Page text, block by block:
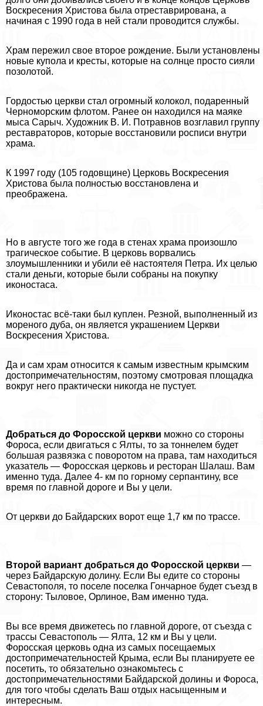
Воскресения Христова была отреставрирована, а
начиная с 1990 года в ней стали проводится службы.
Храм пережил свое второе рождение. Были установлены
новые купола и кресты, которые на солнце просто сияли
позолотой.
Гордостью церкви стал огромный колокол, подаренный
Черноморским флотом. Ранее он находился на маяке
мыса Сарыч. Художник В. И. Потравнов возглавил группу
реставраторов, которые восстановили росписи внутри
храма.
К 1997 году (105 годовщине) Церковь Воскресения
Христова была полностью восстановлена и
преображена.
Но в августе того же года в стенах храма произошло
трагическое событие. В церковь ворвались
злоумышленники и убили её настоятеля Петра. Их целью
стали деньги, которые были собраны на покупку
иконостаса.
Иконостас всё-таки был куплен. Резной, выполненный из
мореного дуба, он является украшением Церкви
Воскресения Христова.
Да и сам храм относится к самым известным крымским
достопримечательностям, поэтому смотровая площадка
вокруг него пpaктически никогда не пустует.
Добраться до Форосской церкви можно со стороны
Фороса, если двигаться с Ялты, то за тоннелем будет
большая развязка с поворотом на права, там находиться
указатель — Форосская церковь и ресторан Шалаш. Вам
именно туда. Далее 4- км по горному серпантину, все
время по главной дороге и Вы у цели.
От церкви до Байдарских ворот еще 1,7 км по трассе.
Второй вариант добраться до Форосской церкви —
через Байдарскую долину. Если Вы едите со стороны
Севастополя, то поселе поселка Гончарное будет съезд в
сторону: Тыловое, Орлиное, Вам именно туда.
Вы все время движетесь по главной дороге, от съезда с
трассы Севастополь — Ялта, 12 км и Вы у цели.
Форосская церковь одна из самых посещаемых
достопримечательностей Крыма, если Вы планируете ее
посетить, то обязательно ознакомьтесь с
достопримечательностями Байдарской долины и Фороса,
для того чтобы сделать Ваш отдых насыщенным и
интересным.